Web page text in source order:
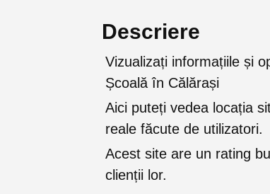
Descriere
Vizualizați informațiile și
Școală în Călărași
Aici puteți vedea locația
reale făcute de utilizatori.
Acest site are un rating
clienții lor.